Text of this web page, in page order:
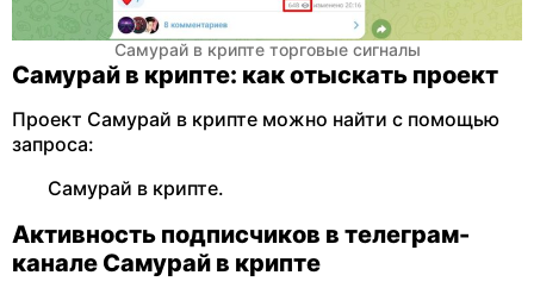
Самурай в крипте торговые сигналы
Самурай в крипте: как отыскать проект
Проект Самурай в крипте можно найти с помощью
запроса:
Самурай в крипте.
Активность подписчиков в телеграм-
канале Самурай в крипте